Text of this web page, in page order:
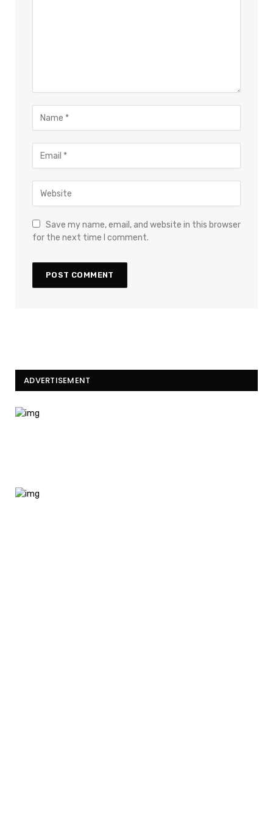
Save my name, email, and website in this browser
for the next time I comment.
ADVERTISEMENT